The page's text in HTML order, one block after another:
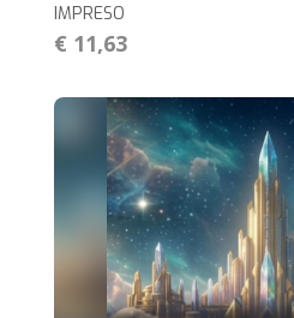
IMPRESO
€ 11,63